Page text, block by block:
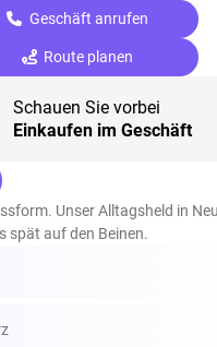
Geschäft anrufen
Route planen
Schauen Sie vorbei
Einkaufen im Geschäft
Unser Alltagsheld in
spät auf den Beinen.